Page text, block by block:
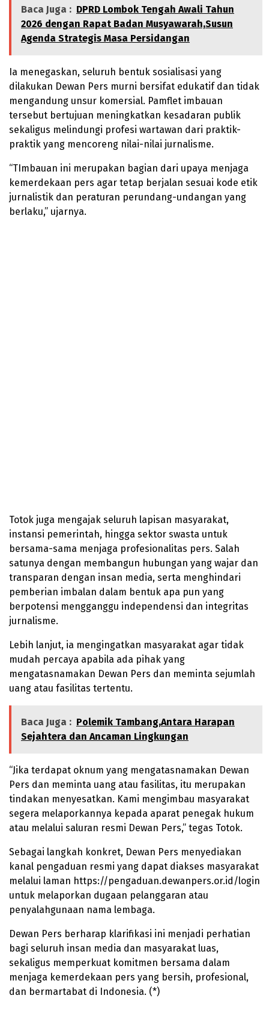
Baca Juga : DPRD Lombok Tengah Awali Tahun
2026 dengan Rapat Badan Musyawarah,Susun
Agenda Strategis Masa Persidangan
Ia menegaskan, seluruh bentuk sosialisasi yang
dilakukan Dewan Pers murni bersifat edukatif dan tidak
mengandung unsur komersial. Pamflet imbauan
tersebut bertujuan meningkatkan kesadaran publik
sekaligus melindungi profesi wartawan dari praktik-
praktik yang mencoreng nilai-nilai jurnalisme.
“TImbauan ini merupakan bagian dari upaya menjaga
kemerdekaan pers agar tetap berjalan sesuai kode etik
jurnalistik dan peraturan perundang-undangan yang
berlaku,” ujarnya.
Totok juga mengajak seluruh lapisan masyarakat,
instansi pemerintah, hingga sektor swasta untuk
bersama-sama menjaga profesionalitas pers. Salah
satunya dengan membangun hubungan yang wajar dan
transparan dengan insan media, serta menghindari
pemberian imbalan dalam bentuk apa pun yang
berpotensi mengganggu independensi dan integritas
jurnalisme.
Lebih lanjut, ia mengingatkan masyarakat agar tidak
mudah percaya apabila ada pihak yang
mengatasnamakan Dewan Pers dan meminta sejumlah
uang atau fasilitas tertentu.
Baca Juga : Polemik Tambang,Antara Harapan
Sejahtera dan Ancaman Lingkungan
“Jika terdapat oknum yang mengatasnamakan Dewan
Pers dan meminta uang atau fasilitas, itu merupakan
tindakan menyesatkan. Kami mengimbau masyarakat
segera melaporkannya kepada aparat penegak hukum
atau melalui saluran resmi Dewan Pers,” tegas Totok.
Sebagai langkah konkret, Dewan Pers menyediakan
kanal pengaduan resmi yang dapat diakses masyarakat
melalui laman https://pengaduan.dewanpers.or.id/login
untuk melaporkan dugaan pelanggaran atau
penyalahgunaan nama lembaga.
Dewan Pers berharap klarifikasi ini menjadi perhatian
bagi seluruh insan media dan masyarakat luas,
sekaligus memperkuat komitmen bersama dalam
menjaga kemerdekaan pers yang bersih, profesional,
dan bermartabat di Indonesia. (*)